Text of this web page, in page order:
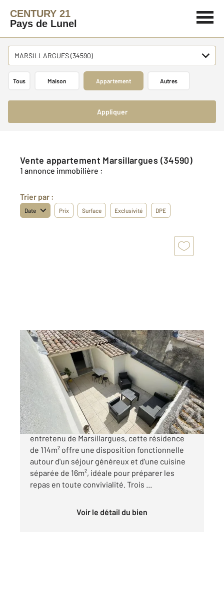
CENTURY 21
Pays de Lunel
MARSILLARGUES (34590)
Tous Maison Appartement Autres
Appliquer
Vente appartement Marsillargues (34590)
1 annonce immobilière :
Trier par :
Date Prix Surface Exclusivité DPE
MARSILLARGUES 34
113,84 m2, 5 pièces
Ref : 53845
Appartement T3 à vendre
237 000 €
Nichée au deuxième étage d'un immeuble bien
entretenu de Marsillargues, cette résidence
de 114m² offre une disposition fonctionnelle
autour d'un séjour généreux et d'une cuisine
séparée de 16m², idéale pour préparer les
repas en toute convivialité. Trois ...
Voir le détail du bien